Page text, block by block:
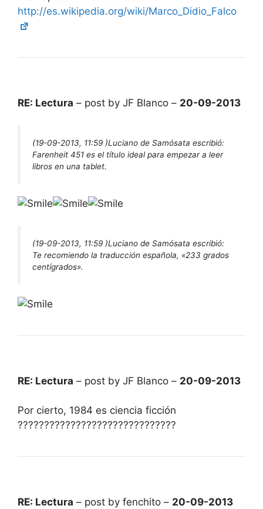
http://es.wikipedia.org/wiki/Marco_Didio_Falco
RE: Lectura – post by JF Blanco – 20-09-2013
(19-09-2013, 11:59 )Luciano de Samósata escribió:
Farenheit 451 es el título ideal para empezar a leer
libros en una tablet.
(19-09-2013, 11:59 )Luciano de Samósata escribió:
Te recomiendo la traducción española, «233 grados
centígrados».
RE: Lectura – post by JF Blanco – 20-09-2013
Por cierto, 1984 es ciencia ficción
??????????????????????????????
RE: Lectura – post by fenchito – 20-09-2013